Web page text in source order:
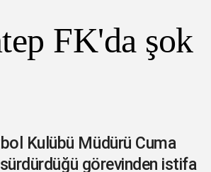
FK'da şok
Kulübü Müdürü Cuma
sürdürdüğü görevinden istifa